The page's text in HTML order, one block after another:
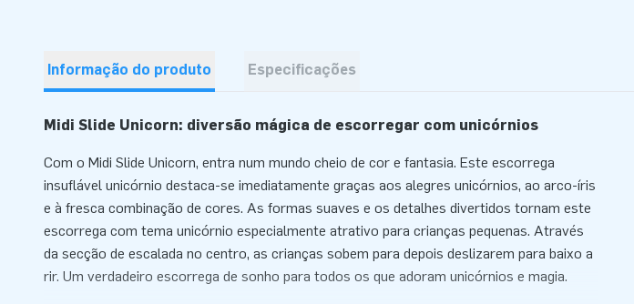
Informação do produto Especificações
Midi Slide Unicorn: diversão mágica de escorregar com unicórnios
Com o Midi Slide Unicorn, entra num mundo cheio de cor e fantasia. Este escorrega
insuflável unicórnio destaca-se imediatamente graças aos alegres unicórnios, ao arco-íris
e à fresca combinação de cores. As formas suaves e os detalhes divertidos tornam este
escorrega com tema unicórnio especialmente atrativo para crianças pequenas. Através
da secção de escalada no centro, as crianças sobem para depois deslizarem para baixo a
rir. Um verdadeiro escorrega de sonho para todos os que adoram unicórnios e magia.